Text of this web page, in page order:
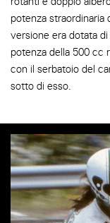
potenza straordinaria
versione era dotata
potenza della 500 cc
con il serbatoio del
sotto di esso.